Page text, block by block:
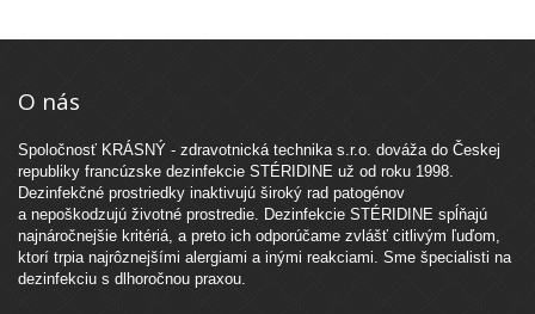
O nás
Spoločnosť KRÁSNÝ - zdravotnická technika s.r.o. dováža do Českej
republiky francúzske dezinfekcie STÉRIDINE už od roku 1998.
Dezinfekčné prostriedky inaktivujú široký rad patogénov
a nepoškodzujú životné prostredie. Dezinfekcie STÉRIDINE spĺňajú
najnáročnejšie kritériá, a preto ich odporúčame zvlášť citlivým ľuďom,
ktorí trpia najrôznejšími alergiami a inými reakciami. Sme špecialisti na
dezinfekciu s dlhoročnou praxou.